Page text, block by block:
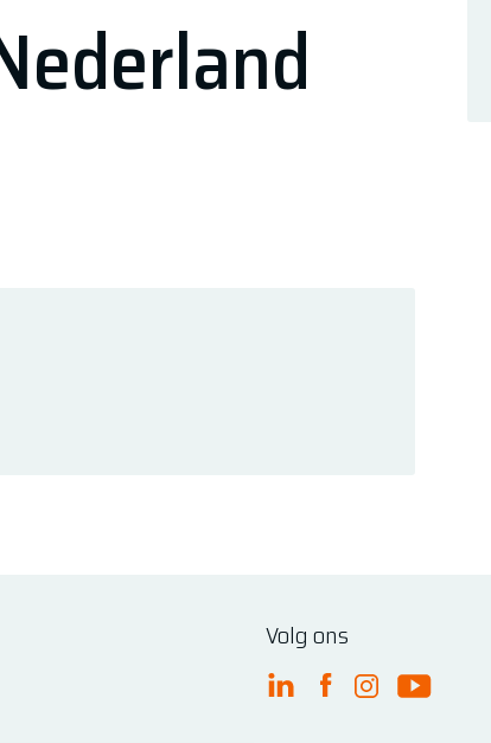
Volg ons
FME Linkedin
FME Facebook
FME FME